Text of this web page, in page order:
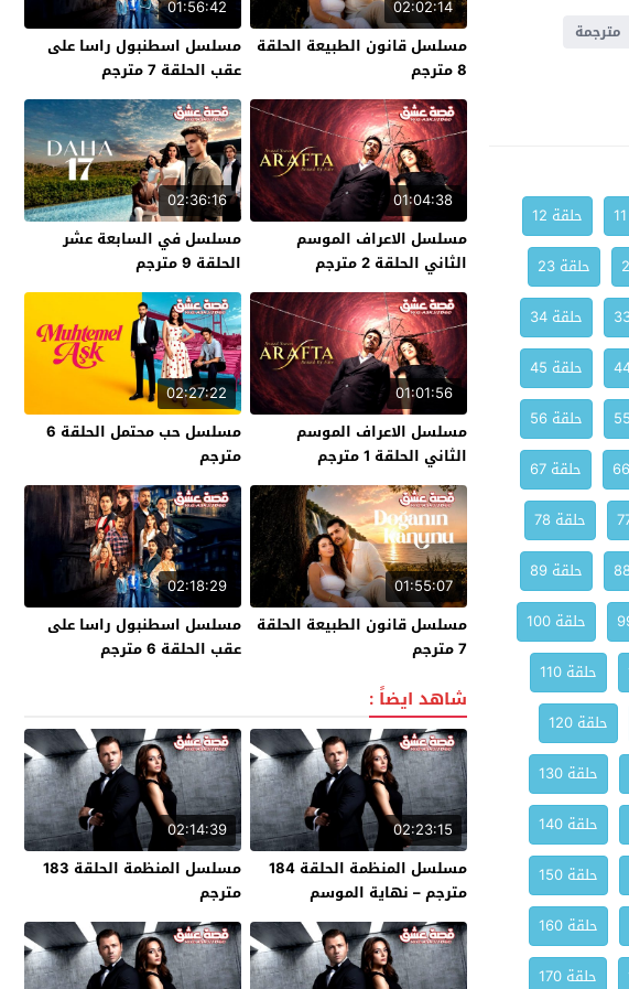
مترجمة
حلقة 12
حلقة 23
حلقة 34
حلقة 45
حلقة 56
حلقة 67
حلقة 78
حلقة 89
حلقة 100
حلقة 110
حلقة 120
حلقة 130
حلقة 140
حلقة 150
حلقة 160
حلقة 170
02:02:14
مسلسل قانون الطبيعة الحلقة
8 مترجم
01:56:42
مسلسل اسطنبول راسا على
عقب الحلقة 7 مترجم
01:04:38
مسلسل الاعراف الموسم
الثاني الحلقة 2 مترجم
02:36:16
مسلسل في السابعة عشر
الحلقة 9 مترجم
01:01:56
مسلسل الاعراف الموسم
الثاني الحلقة 1 مترجم
02:27:22
مسلسل حب محتمل الحلقة 6
مترجم
01:55:07
مسلسل قانون الطبيعة الحلقة
7 مترجم
02:18:29
مسلسل اسطنبول راسا على
عقب الحلقة 6 مترجم
شاهد ايضاً :
02:23:15
مسلسل المنظمة الحلقة 184
مترجم – نهاية الموسم
02:14:39
مسلسل المنظمة الحلقة 183
مترجم